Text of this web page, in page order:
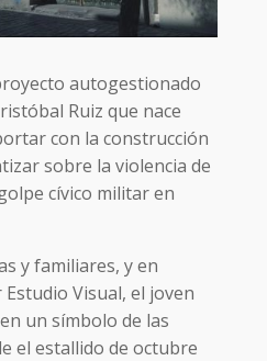
autogestionado
Ruiz que nace
con la construcción
sobre la violencia de
cívico militar en
y familiares, y en
Visual, el joven
un símbolo de las
el estallido de octubre